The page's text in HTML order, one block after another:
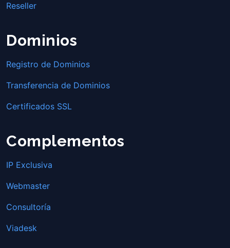
Reseller
Dominios
Registro de Dominios
Transferencia de Dominios
Certificados SSL
Complementos
IP Exclusiva
Webmaster
Consultoría
Viadesk